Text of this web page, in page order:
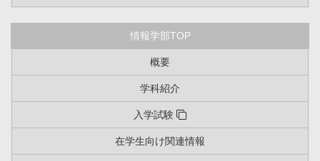
情報学部TOP
概要
学科紹介
入学試験
在学生向け関連情報